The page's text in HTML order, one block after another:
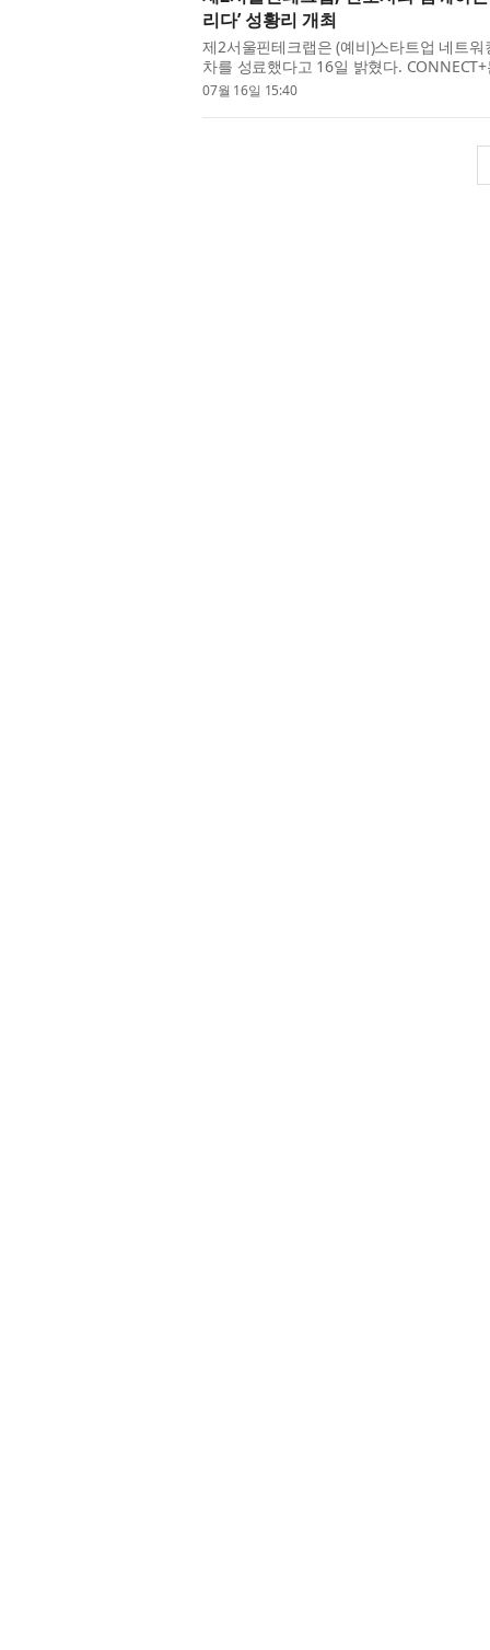
리다’ 성황리 개최
제2서울핀테크랩은 (예비)스타트업 네트워
차를 성료했다고 16일 밝혔다. CONNECT+
그리고, 혁신의 ‘장’을 여는 3단계로 기획
07월 16일 15:40